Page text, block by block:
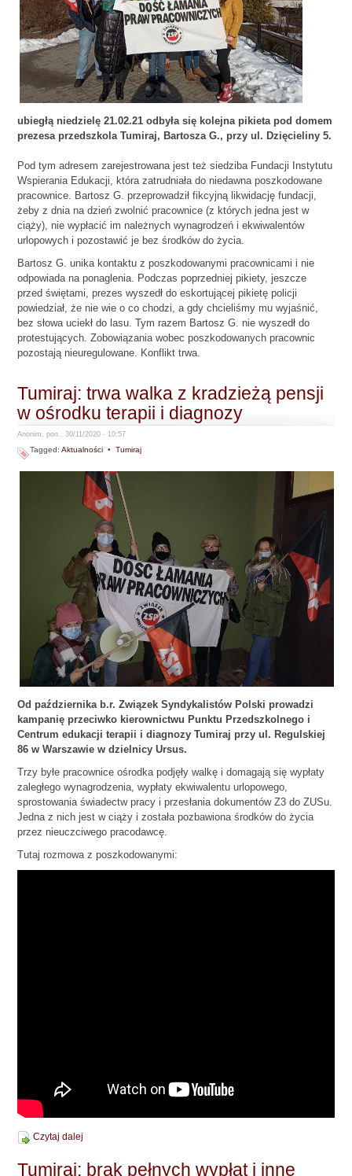
ubiegłą niedzielę 21.02.21 odbyła się kolejna pikieta pod domem
prezesa przedszkola Tumiraj, Bartosza G., przy ul. Dzięcieliny 5.
Pod tym adresem zarejestrowana jest też siedziba Fundacji Instytutu
Wspierania Edukacji, która zatrudniała do niedawna poszkodowane
pracownice. Bartosz G. przeprowadził fikcyjną likwidację fundacji,
żeby z dnia na dzień zwolnić pracownice (z których jedna jest w
ciąży), nie wypłacić im należnych wynagrodzeń i ekwiwalentów
urlopowych i pozostawić je bez środków do życia.
Bartosz G. unika kontaktu z poszkodowanymi pracownicami i nie
odpowiada na ponaglenia. Podczas poprzedniej pikiety, jeszcze
przed świętami, prezes wyszedł do eskortującej pikietę policji
powiedział, że nie wie o co chodzi, a gdy chcieliśmy mu wyjaśnić,
bez słowa uciekł do lasu. Tym razem Bartosz G. nie wyszedł do
protestujących. Zobowiązania wobec poszkodowanych pracownic
pozostają nieuregulowane. Konflikt trwa.
Tumiraj: trwa walka z kradzieżą pensji
w ośrodku terapii i diagnozy
Anonim, pon., 30/11/2020 - 10:57
Tagged:Aktualności •Tumiraj
Od października b.r. Związek Syndykalistów Polski prowadzi
kampanię przeciwko kierownictwu Punktu Przedszkolnego i
Centrum edukacji terapii i diagnozy Tumiraj przy ul. Regulskiej
86 w Warszawie w dzielnicy Ursus.
Trzy byłe pracownice ośrodka podjęły walkę i domagają się wypłaty
zaległego wynagrodzenia, wypłaty ekwiwalentu urlopowego,
sprostowania świadectw pracy i przesłania dokumentów Z3 do ZUSu.
Jedna z nich jest w ciąży i została pozbawiona środków do życia
przez nieuczciwego pracodawcę.
Tutaj rozmowa z poszkodowanymi:
Czytaj dalej
Tumiraj: brak pełnych wypłat i inne